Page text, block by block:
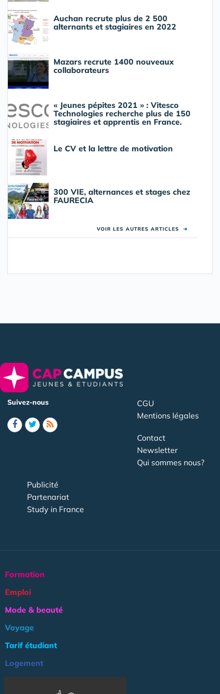
Auchan recrute plus de 2 500
alternants et stagiaires en 2022
Mazars recrute 1400 nouveaux
collaborateurs
« Jeunes pépites 2021 » : Vitesco
Technologies recherche plus de 150
stagiaires et apprentis en France.
Le CV et la lettre de motivation
300 VIE, alternances et stages chez
FAURECIA
VOIR LES AUTRES ARTICLES ➜
Suivez-nous
CGU
Mentions légales
Contact
Newsletter
Qui sommes nous?
Publicité
Partenariat
Study in France
Formation
Emploi
Mode & beauté
Voyage
Tarif étudiant
Logement